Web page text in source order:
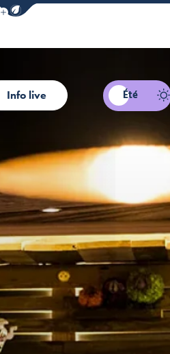
Afficher la barre de navigation
Info live Été